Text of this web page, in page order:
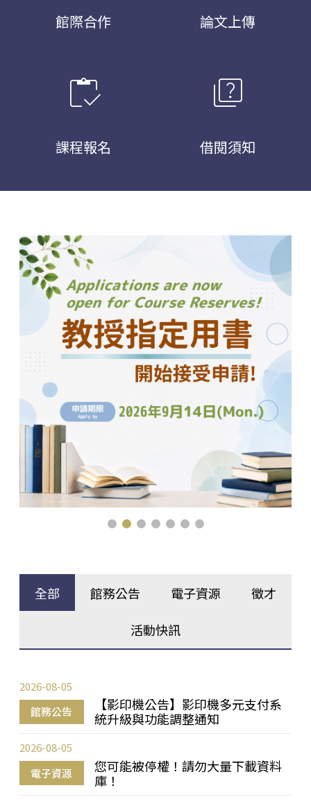
館際合作 論文上傳
inventory
課程報名
quiz
借閱須知
全部 館務公告 電子資源 徵才
活動快訊
館務公告
【影印機公告】影印機多元支付系
統升級與功能調整通知
2026-08-05
電子資源
您可能被停權！請勿大量下載資料
庫！
2026-08-05